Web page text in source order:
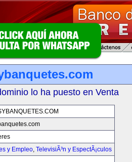
lo ha puesto en Venta
y Empleo, TelevisiÃ³n y EspectÃ¡culos